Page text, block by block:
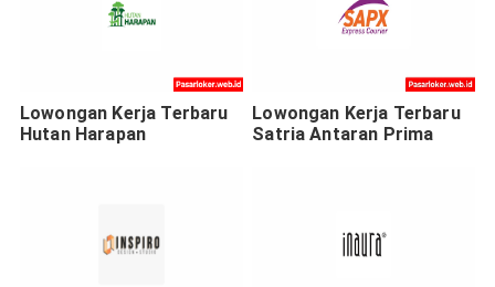
Lowongan Kerja Terbaru
Hutan Harapan
Lowongan Kerja Terbaru
Satria Antaran Prima